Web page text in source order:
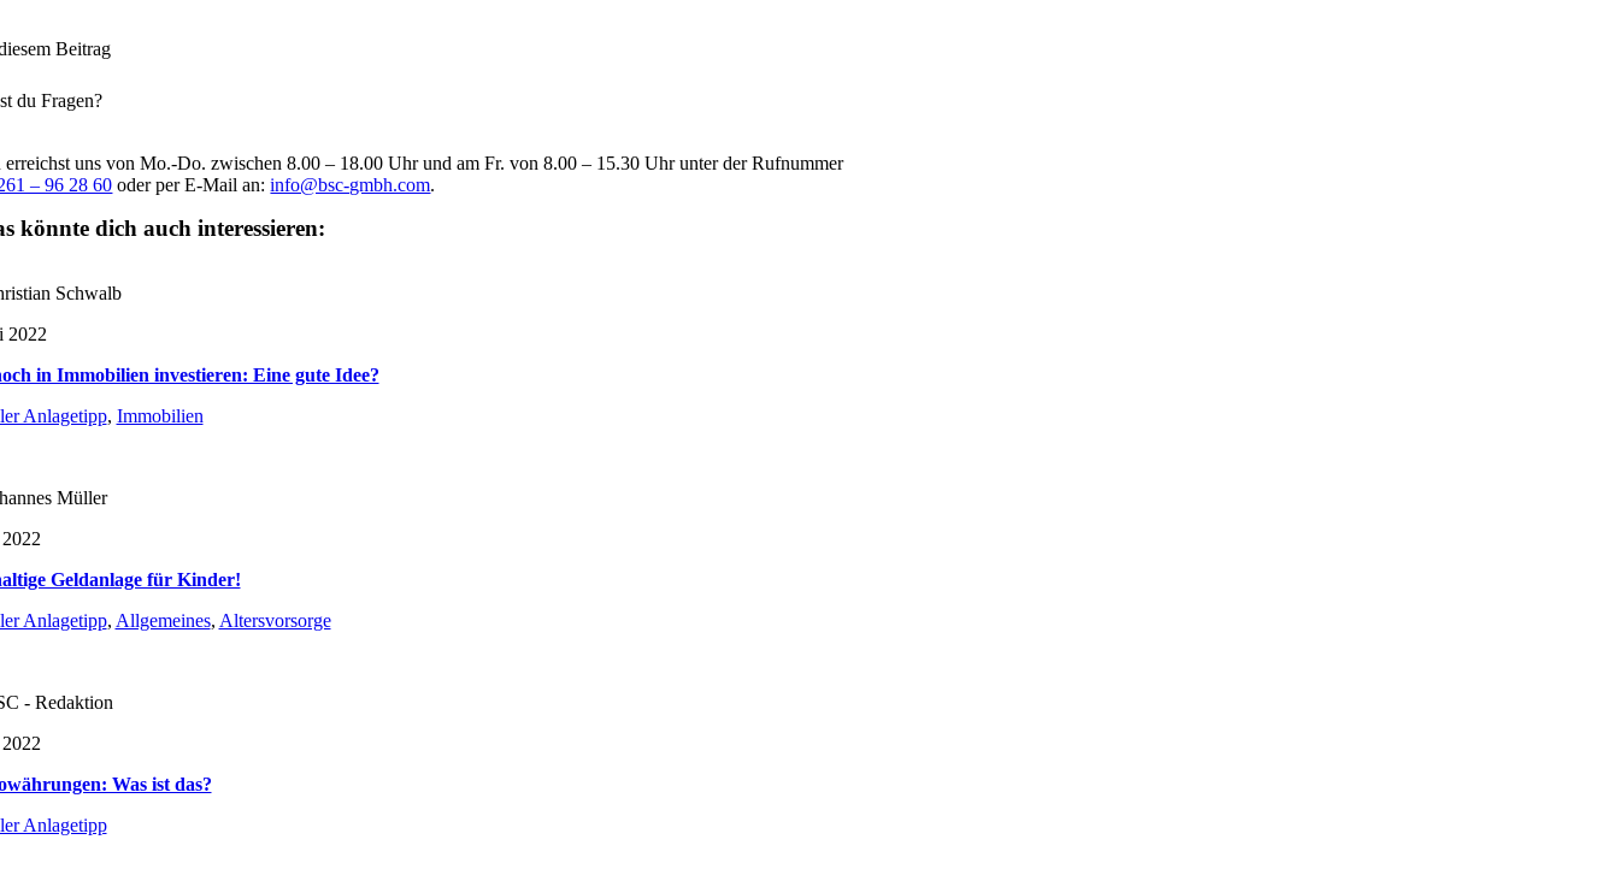
Beitrag
du Fragen?
erreichst uns von Mo.-Do. zwischen 8.00 – 18.00 Uhr und am Fr. von 8.00 – 15.30 Uhr unter der Rufnummer
– 96 28 60 oder per E-Mail an:info@bsc-gmbh.com.
könnte dich auch interessieren:
Schwalb
2022
in Immobilien investieren: Eine gute Idee?
Anlagetipp, Immobilien
Müller
Geldanlage für Kinder!
Anlagetipp, Allgemeines, Altersvorsorge
- Redaktion
Was ist das?
Anlagetipp